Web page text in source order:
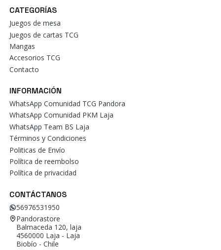
CATEGORÍAS
Juegos de mesa
Juegos de cartas TCG
Mangas
Accesorios TCG
Contacto
INFORMACIÓN
WhatsApp Comunidad TCG Pandora
WhatsApp Comunidad PKM Laja
WhatsApp Team BS Laja
Términos y Condiciones
Politicas de Envío
Política de reembolso
Política de privacidad
CONTÁCTANOS
56976531950
Pandorastore
Balmaceda 120, laja
4560000 Laja - Laja
Biobío - Chile